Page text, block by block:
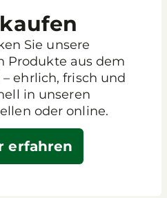
Sie unsere
Produkte aus dem
ehrlich, frisch und
in unseren
oder online.
erfahren